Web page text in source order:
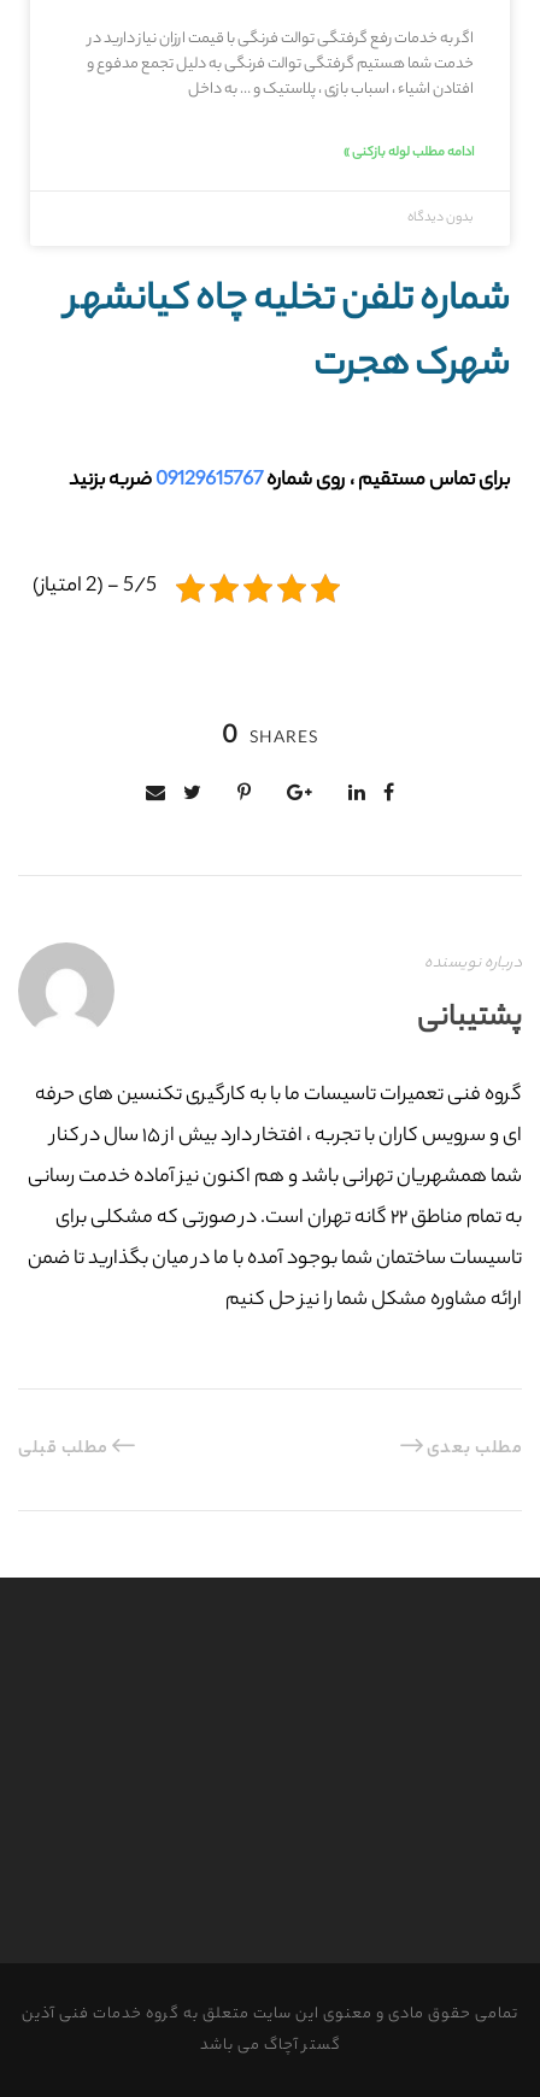
اگر به خدمات رفع گرفتگی توالت فرنگی با قیمت ارزان نیاز دارید در
خدمت شما هستیم گرفتگی توالت فرنگی به دلیل تجمع مدفوع و
افتادن اشیاء ، اسباب بازی ، پلاستیک و … به داخل
ادامه مطلب لوله بازکنی »
بدون دیدگاه
شماره تلفن تخلیه چاه کیانشهر
شهرک هجرت
برای تماس مستقیم ، روی شماره09129615767ضربه بزنید
5/5 - (2 امتیاز)
0 SHARES
درباره نویسنده
پشتیبانی
گروه فنی تعمیرات تاسیسات ما با به‌ کارگیری تکنسین های حرفه
ای و سرویس کاران با تجربه ، افتخار دارد بیش از ۱۵ سال در کنار
شما همشهریان تهرانی باشد و هم اکنون نیز آماده خدمت رسانی
به تمام مناطق ۲۲ گانه تهران است. در صورتی که مشکلی برای
تاسیسات ساختمان شما بوجود آمده با ما در میان بگذارید تا ضمن
ارائه مشاوره مشکل شما را نیز حل کنیم
مطلب قبلی مطلب بعدی
تمامی حقوق مادی و معنوی این سایت متعلق به گروه خدمات فنی آذین
گستر آچاگ می باشد